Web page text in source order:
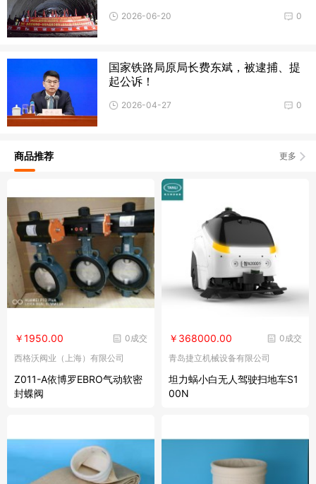
0
2026-06-20
国家铁路局原局长费东斌，被逮捕、提
起公诉！
0
2026-04-27
更多
商品推荐
0成交
￥1950.00
西格沃阀业（上海）有限公司
Z011-A依博罗EBRO气动软密
封蝶阀
0成交
￥368000.00
青岛捷立机械设备有限公司
坦力蜗小白无人驾驶扫地车S1
00N